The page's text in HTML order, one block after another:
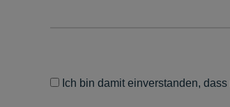
Ich bin damit einverstanden,